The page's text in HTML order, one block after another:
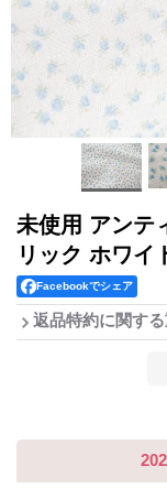
未使用 アンテ
リック ホワイ
Facebookでシェア
返品特約に関す